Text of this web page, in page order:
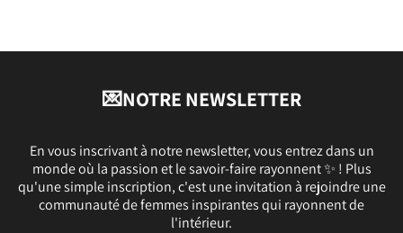
💌NOTRE NEWSLETTER
En vous inscrivant à notre newsletter, vous entrez dans un
monde où la passion et le savoir-faire rayonnent ✨ ! Plus
qu'une simple inscription, c'est une invitation à rejoindre une
communauté de femmes inspirantes qui rayonnent de
l'intérieur.